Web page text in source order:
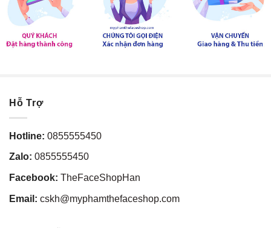
Hỗ Trợ
Hotline: 0855555450
Zalo: 0855555450
Facebook: TheFaceShopHan
Email: cskh@myphamthefaceshop.com